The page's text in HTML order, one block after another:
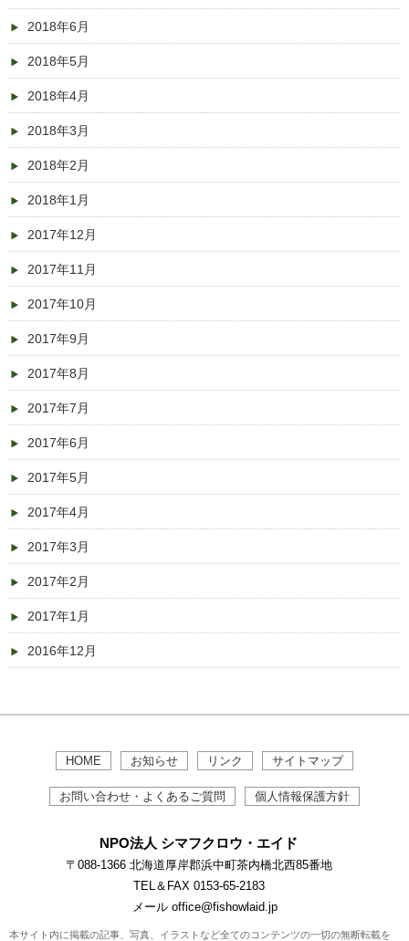
2018年6月
2018年5月
2018年4月
2018年3月
2018年2月
2018年1月
2017年12月
2017年11月
2017年10月
2017年9月
2017年8月
2017年7月
2017年6月
2017年5月
2017年4月
2017年3月
2017年2月
2017年1月
2016年12月
HOME お知らせ リンク サイトマップ
お問い合わせ・よくあるご質問 個人情報保護方針
NPO法人 シマフクロウ・エイド
〒088-1366 北海道厚岸郡浜中町茶内橋北西85番地
TEL＆FAX 0153-65-2183
メール office@fishowlaid.jp
本サイト内に掲載の記事、写真、イラストなど全てのコンテンツの一切の無断転載を